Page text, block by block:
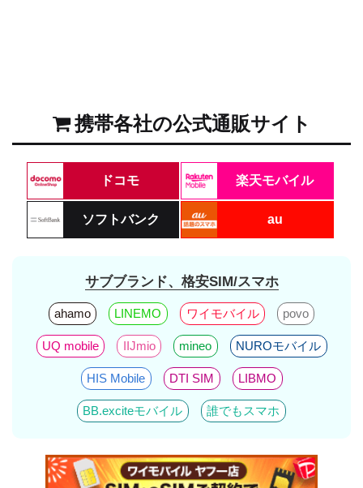
携帯各社の公式通販サイト
ドコモ 楽天モバイル
ソフトバンク au
サブブランド、格安SIM/スマホ
ahamo LINEMO ワイモバイル povo
UQ mobile IIJmio mineo NUROモバイル
HIS Mobile DTI SIM LIBMO
BB.exciteモバイル 誰でもスマホ